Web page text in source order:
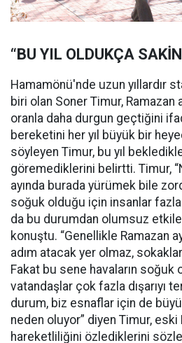
“BU YIL OLDUKÇA
Hamamönü'nde uzun yıllardır
biri olan Soner Timur, Ramazan
oranla daha durgun geçtiğini
bereketini her yıl büyük bir
söyleyen Timur, bu yıl
göremediklerini belirtti. Timur,
ayında burada yürümek bile
soğuk olduğu için insanlar
da bu durumdan olumsuz
konuştu. “Genellikle Ramazan
adım atacak yer olmaz, sokaklar
Fakat bu sene havaların soğuk
vatandaşlar çok fazla dışarıyı
durum, biz esnaflar için de
neden oluyor” diyen Timur, eski
hareketliliğini özlediklerini